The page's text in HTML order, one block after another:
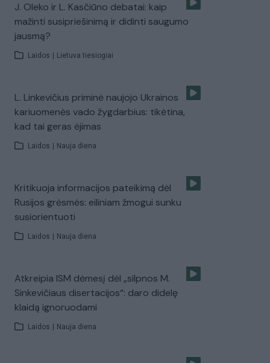
J. Oleko ir L. Kasčiūno debatai: kaip
mažinti susipriešinimą ir didinti saugumo
jausmą?
Laidos Lietuva tiesiogiai
L. Linkevičius priminė naujojo Ukrainos
kariuomenės vado žygdarbius: tikėtina,
kad tai geras ėjimas
Laidos Nauja diena
Kritikuoja informacijos pateikimą dėl
Rusijos grėsmės: eiliniam žmogui sunku
susiorientuoti
Laidos Nauja diena
Atkreipia ISM dėmesį dėl „silpnos M.
Sinkevičiaus disertacijos“: daro didelę
klaidą ignoruodami
Laidos Nauja diena